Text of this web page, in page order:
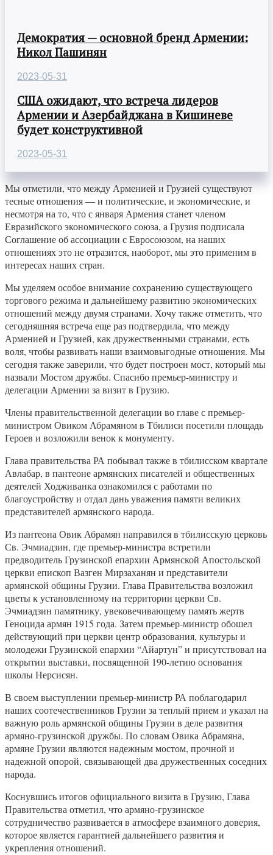
Демократия — основной бренд Армении:
Никол Пашинян
2023-05-31
США ожидают, что встреча лидеров
Армении и Азербайджана в Кишиневе
будет конструктивной
2023-05-31
Мы отметили, что между Арменией и Грузией существуют
тесные отношения — и политические, и экономические, и
несмотря на то, что с января Армения станет членом
Евразийского экономического союза, а Грузия подписала
Соглашение об ассоциации с Евросоюзом, на наших
отношениях это не отразится, наоборот, мы это применим в
интересах наших стран.
Мы уделяем особое внимание сохранению существующего
торгового режима и дальнейшему развитию экономических
отношений между двумя странами. Хочу также отметить, что
сегодняшняя встреча еще раз подтвердила, что между
Арменией и Грузией, как дружественными странами, есть
воля, чтобы развивать наши взаимовыгодные отношения. Мы
сегодня также заверили, что будет построен мост, который мы
назвали Мостом дружбы. Спасибо премьер-министру и
делегации Армении за визит в Грузию.
Члены правительственной делегации во главе с премьер-
министром Овиком Абрамяном в Тбилиси посетили площадь
Героев и возложили венок к монументу.
Глава правительства РА побывал также в тбилисском квартале
Авлабар, в пантеоне армянских писателей и общественных
деятелей Ходживанка ознакомился с работами по
благоустройству и отдал дань уважения памяти великих
представителей армянского народа.
Из пантеона Овик Абрамян направился в тбилисскую церковь
Св. Эчмиадзин, где премьер-министра встретили
предводитель Грузинской епархии Армянской Апостольской
церкви епископ Вазген Мирзаханян и представители
армянской общины Грузии. Глава Правительства возложил
цветы к установленному на территории церкви Св.
Эчмиадзин памятнику, увековечивающему память жертв
Геноцида армян 1915 года. Затем премьер-министр обошел
действующий при церкви центр образования, культуры и
молодежи Грузинской епархии “Айартун” и присутствовал на
открытии выставки, посвященной 190-летию основания
школы Нерсисян.
В своем выступлении премьер-министр РА поблагодарил
наших соотечественников Грузии за теплый прием и указал на
важную роль армянской общины Грузии в деле развития
армяно-грузинской дружбы. По словам Овика Абрамяна,
армяне Грузии являются надежным мостом, прочной и
надежной опорой, связывающей два дружественных соседних
народа.
Коснувшись итогов официального визита в Грузию, Глава
Правительства отметил, что армяно-грузинское
сотрудничество развивается в атмосфере взаимного доверия,
которое является гарантией дальнейшего развития и
укрепления отношений.